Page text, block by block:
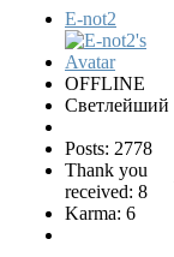
E-not2
OFFLINE
Светлейший
Posts: 2778
Thank you
received: 8
Karma: 6